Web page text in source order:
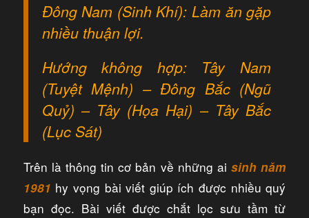
Đông Nam (Sinh Khí): Làm ăn gặp
nhiều thuận lợi.
Hướng không hợp: Tây Nam
(Tuyệt Mệnh) – Đông Bắc (Ngũ
Quỷ) – Tây (Họa Hại) – Tây Bắc
(Lục Sát)
Trên là thông tin cơ bản về những aisinh năm
1981 hy vọng bài viết giúp ích được nhiều quý
bạn đọc. Bài viết được chắt lọc sưu tầm từ